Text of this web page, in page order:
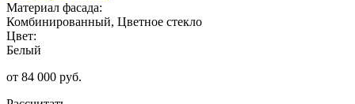
Материал фасада:
Комбинированный, Цветное стекло
Цвет:
Белый
от 84 000 руб.